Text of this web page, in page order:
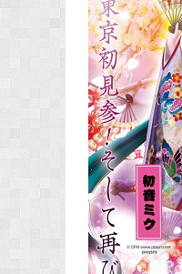
o
k